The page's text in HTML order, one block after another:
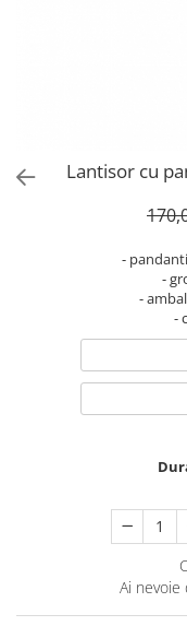
Coliere Transparente
Coliere Transparente
Coliere Transparente
Coliere Transparente
Coliere Transparente
Coliere Transparente
Coliere Transparente
Coliere Transparente
Coliere Transparente
LĂNȚIȘOARE ARGINT
Lănțișoare cu Inimioare
Lănțișoare cu Semilună
Lănțișoare cu Animale
Brățări din Argint cu
Lantisor cu
-
-
-
-
Ai nevoie